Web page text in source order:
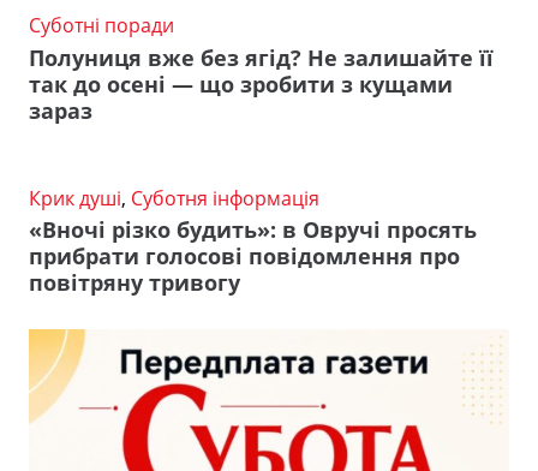
Суботні поради
Полуниця вже без ягід? Не залишайте її
так до осені — що зробити з кущами
зараз
Крик душі, Суботня інформація
«Вночі різко будить»: в Овручі просять
прибрати голосові повідомлення про
повітряну тривогу